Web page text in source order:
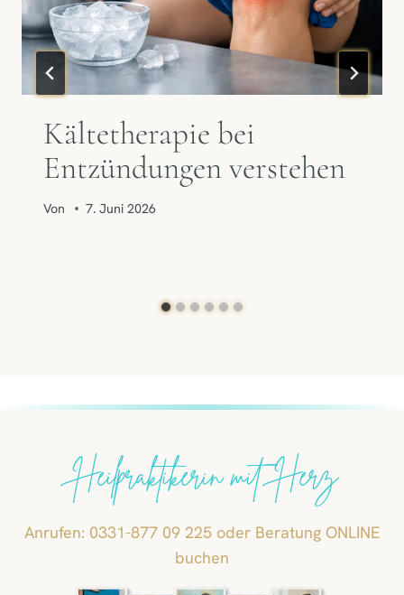
Kältetherapie bei
Entzündungen verstehen
Von 7. Juni 2026
Heilpraktikerin mit Herz
Anrufen: 0331-877 09 225 oder Beratung ONLINE
buchen